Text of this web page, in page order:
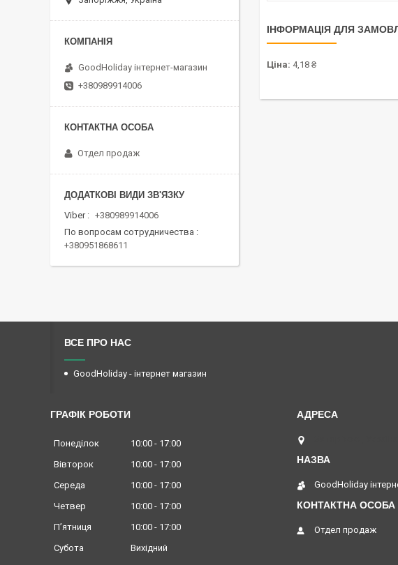
ІНФОРМАЦІЯ ДЛЯ
Ціна: 4,18 ₴
GoodHoliday інтернет-магазин
+380989914006
Отдел продаж
Viber
+380989914006
По вопросам сотрудничества
+380951868611
ВСЕ ПРО НАС
GoodHoliday - інтернет магазин
ГРАФІК РОБОТИ
Понеділок 10:00
17:00
Вівторок
10:00
17:00
Середа
10:00
17:00
Четвер
10:00
17:00
Пʼятниця
10:00
17:00
Субота
Вихідний
GoodHoliday
Отдел продаж